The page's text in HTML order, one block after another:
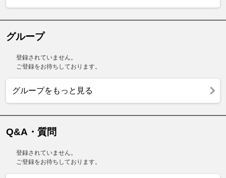
グループ
登録されていません。
ご登録をお待ちしております。
グループをもっと見る
Q&A・質問
登録されていません。
ご登録をお待ちしております。